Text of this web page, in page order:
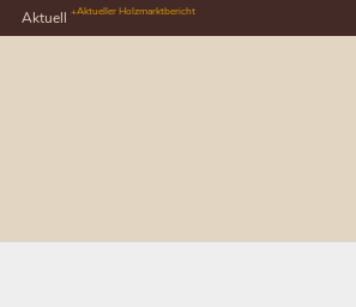
Aktuell +Aktueller Holzmarktbericht